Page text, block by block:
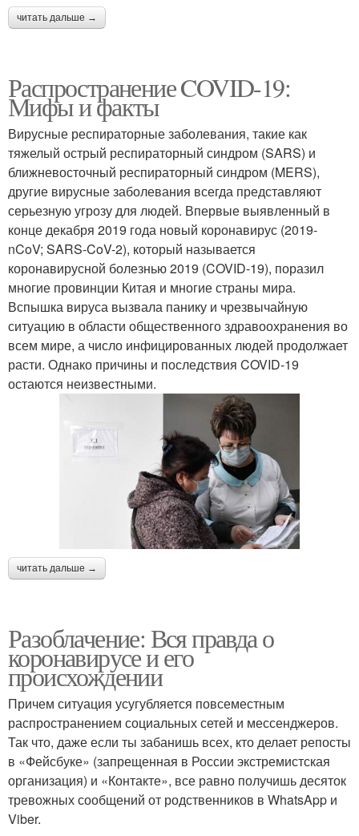
читать дальше →
Распространение COVID-19:
Мифы и факты
Вирусные респираторные заболевания, такие как
тяжелый острый респираторный синдром (SARS) и
ближневосточный респираторный синдром (MERS),
другие вирусные заболевания всегда представляют
серьезную угрозу для людей. Впервые выявленный в
конце декабря 2019 года новый коронавирус (2019-
nCoV; SARS-CoV-2), который называется
коронавирусной болезнью 2019 (COVID-19), поразил
многие провинции Китая и многие страны мира.
Вспышка вируса вызвала панику и чрезвычайную
ситуацию в области общественного здравоохранения во
всем мире, а число инфицированных людей продолжает
расти. Однако причины и последствия COVID-19
остаются неизвестными.
читать дальше →
Разоблачение: Вся правда о
коронавирусе и его
происхождении
Причем ситуация усугубляется повсеместным
распространением социальных сетей и мессенджеров.
Так что, даже если ты забанишь всех, кто делает репосты
в «Фейсбуке» (запрещенная в России экстремистская
организация) и «Контакте», все равно получишь десяток
тревожных сообщений от родственников в WhatsApp и
Viber.